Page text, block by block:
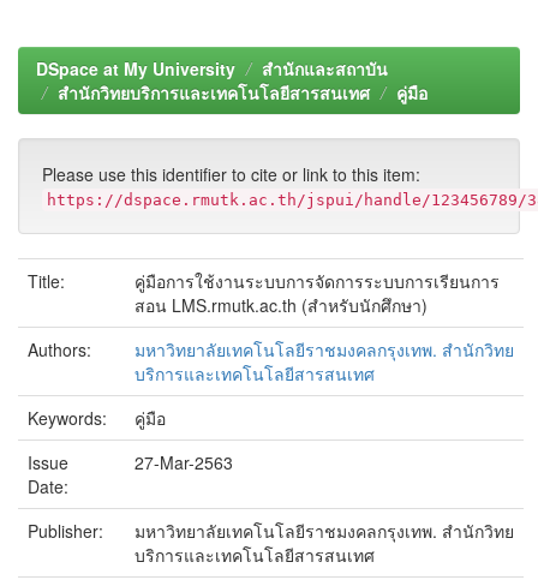
DSpace at My University
สำนักและสถาบัน
สำนักวิทยบริการและเทคโนโลยีสารสนเทศ
คู่มือ
Please use this identifier to cite or link to this item:
https://dspace.rmutk.ac.th/jspui/handle/123456789/
Title:
คู่มือการใช้งานระบบการจัดการระบบการเรียนการ
สอน LMS.rmutk.ac.th (สำหรับนักศึกษา)
Authors:
มหาวิทยาลัยเทคโนโลยีราชมงคลกรุงเทพ. สำนักวิทย
บริการและเทคโนโลยีสารสนเทศ
Keywords:
คู่มือ
Issue
Date:
27-Mar-2563
Publisher:
มหาวิทยาลัยเทคโนโลยีราชมงคลกรุงเทพ. สำนักวิทย
บริการและเทคโนโลยีสารสนเทศ